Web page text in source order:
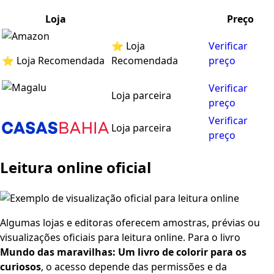
Loja Preço
⭐ Loja Recomendada
⭐ Loja
Recomendada
Verificar
preço
Loja parceira
Verificar
preço
Loja parceira
Verificar
preço
Leitura online oficial
Algumas lojas e editoras oferecem amostras, prévias ou
visualizações oficiais para leitura online. Para o livro
Mundo das maravilhas: Um livro de colorir para os
curiosos, o acesso depende das permissões e da